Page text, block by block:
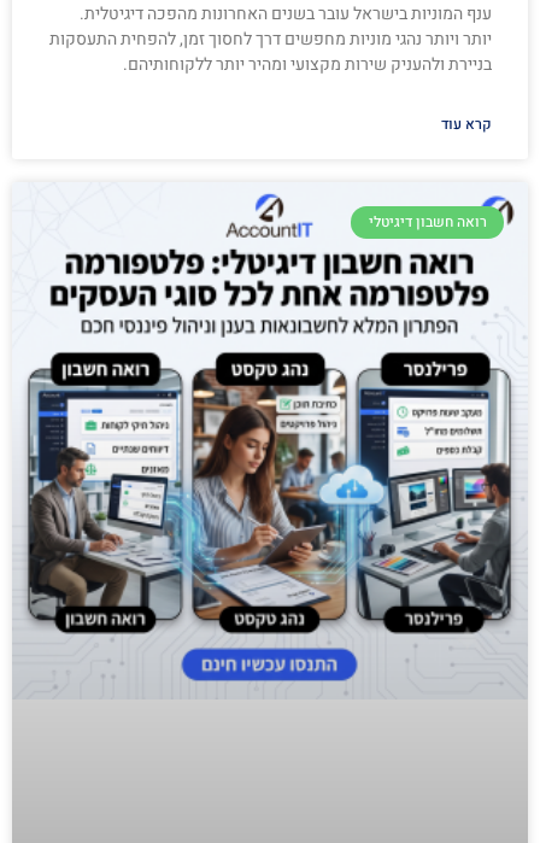
ענף המוניות בישראל עובר בשנים האחרונות מהפכה דיגיטלית.
יותר ויותר נהגי מוניות מחפשים דרך לחסוך זמן, להפחית התעסקות
בניירת ולהעניק שירות מקצועי ומהיר יותר ללקוחותיהם.
קרא עוד
רואה חשבון דיגיטלי